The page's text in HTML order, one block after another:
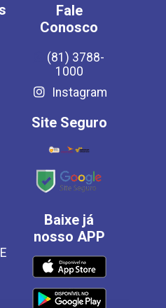
Fale
Conosco
(81) 3788-
1000
Instagram
Site Seguro
Baixe já
nosso APP